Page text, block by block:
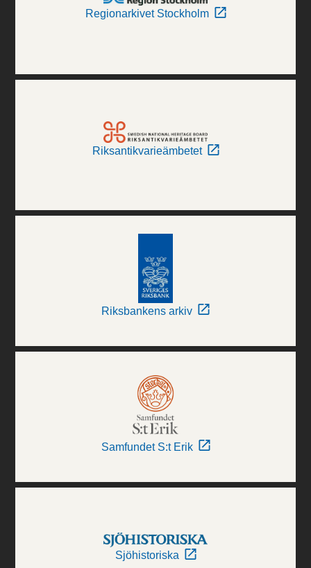
Regionarkivet Stockholm
Riksantikvarieämbetet
Riksbankens arkiv
Samfundet S:t Erik
Sjöhistoriska